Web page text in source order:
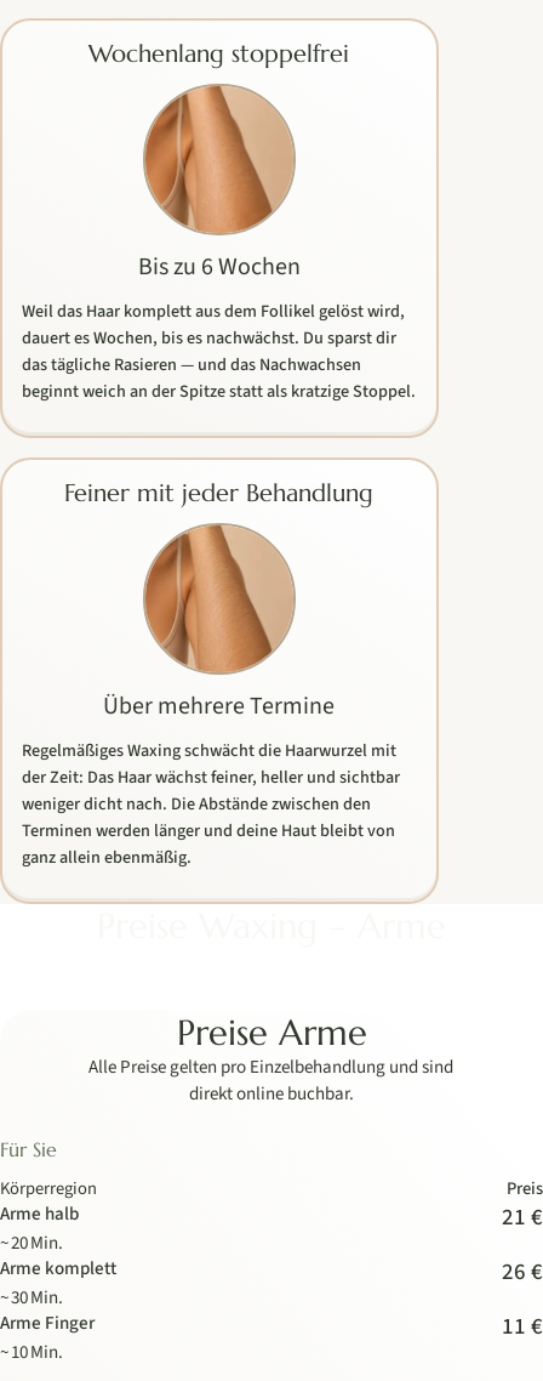
Wochenlang stoppelfrei
Bis zu 6 Wochen
Weil das Haar komplett aus dem Follikel gelöst wird,
dauert es Wochen, bis es nachwächst. Du sparst dir
das tägliche Rasieren — und das Nachwachsen
beginnt weich an der Spitze statt als kratzige Stoppel.
Feiner mit jeder Behandlung
Über mehrere Termine
Regelmäßiges Waxing schwächt die Haarwurzel mit
der Zeit: Das Haar wächst feiner, heller und sichtbar
weniger dicht nach. Die Abstände zwischen den
Terminen werden länger und deine Haut bleibt von
ganz allein ebenmäßig.
Preise Arme
Alle Preise gelten pro Einzelbehandlung und sind
direkt online buchbar.
Für Sie
Körperregion
Preis
Arme halb
~ 20 Min.
21 €
Arme komplett
~ 30 Min.
26 €
Arme Finger
~ 10 Min.
11 €